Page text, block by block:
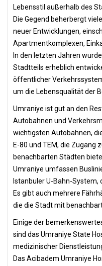
Lebensstil außerhalb des
Die Gegend beherbergt
neuer Entwicklungen,
Apartmentkomplexen,
In den letzten Jahren
Stadtteils erheblich
öffentlicher
um die Lebensqualität der
Umraniye ist gut an den
Autobahnen und
wichtigsten Autobahnen,
E-80 und TEM, die Zugang
benachbarten Städten
Umraniye umfassen
Istanbuler U-Bahn-System,
Es gibt auch mehrere
die die Stadt mit
Einige der
sind das Umraniye State
medizinischer
Das Acibadem Umraniye